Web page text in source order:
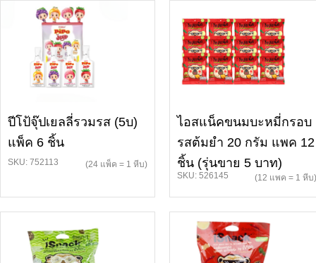
ปีโป้จุ๊ปเยลลี่รวมรส (5บ)
แพ็ค 6 ชิ้น
SKU: 752113 (24 แพ็ค = 1 หีบ)
ไอสแน็คขนมบะหมี่กรอบ
รสต้มยำ 20 กรัม แพค 12
ชิ้น (รุ่นขาย 5 บาท)
SKU: 526145 (12 แพค = 1 หีบ)